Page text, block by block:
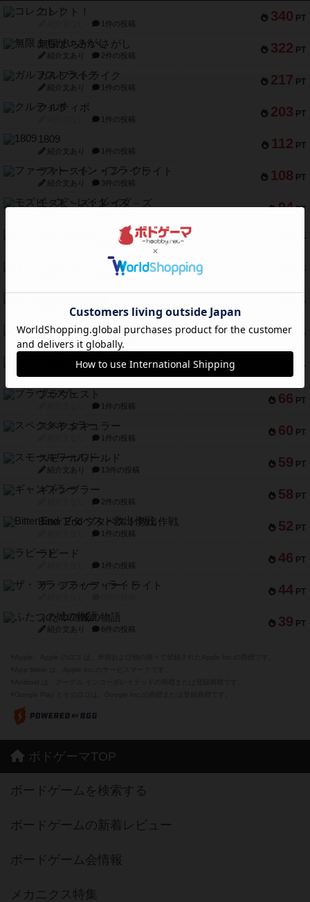
340 PT
コレクト！
1件の投稿
322 PT
無限まちがいさがし
紹介文あり 2件の投稿
217 PT
ガルフストライク
紹介文あり 1件の投稿
203 PT
クルティボ
1件の投稿
112 PT
1809
紹介文あり 1件の投稿
108 PT
ファースト・イン・フライト
紹介文あり 3件の投稿
94 PT
モズビ－ズ・レイダ－ズ
PT
テンプテーション
2件の投稿
PT
2件の投稿
PT
紹介文あり 8件の投稿
73 PT
リスボン・トラム 28
紹介文あり 9件の投稿
PT
アマナイト
66 PT
ブラヴェスト
1件の投稿
60 PT
スペクタキュラー
1件の投稿
59 PT
スモールワールド
紹介文あり 13件の投稿
58 PT
ギャンブラー
2件の投稿
52 PT
Bitter End ブタペスト救出作戦
1件の投稿
46 PT
ラピード
1件の投稿
44 PT
ザ・フラッフィー・ライト
39 PT
ふたつの城の物語
紹介文あり 6件の投稿
ボドゲーマTOP
ボードゲームを検索する
ボードゲームの新着レビュー
ボードゲーム会情報
メカニクス特集